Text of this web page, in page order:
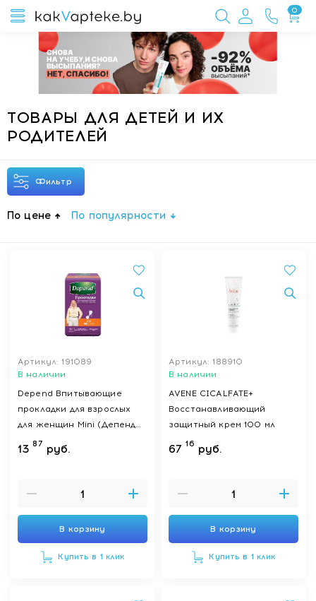
0
ТОВАРЫ ДЛЯ ДЕТЕЙ И ИХ
РОДИТЕЛЕЙ
Фильтр
По цене По популярности
Артикул: 191089
В наличии
Depend Впитывающие
прокладки для взрослых
для женщин Mini (Депенд
Мини), 14 шт
13 87 руб.
В корзину
Купить в 1 клик
Артикул: 188910
В наличии
AVENE CICALFATE+
Восстанавливающий
защитный крем 100 мл
67 16 руб.
В корзину
Купить в 1 клик